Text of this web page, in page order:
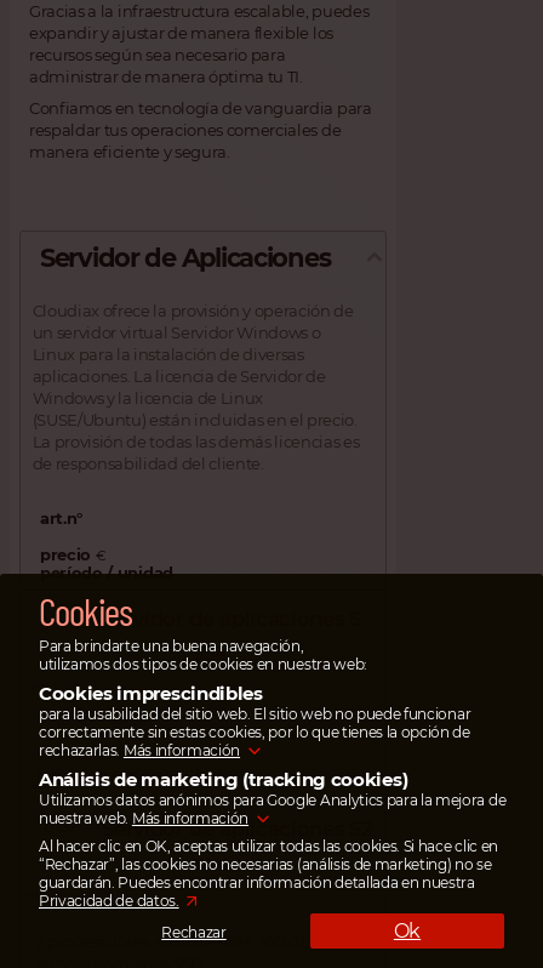
Gracias a la infraestructura escalable, puedes
expandir y ajustar de manera flexible los
recursos según sea necesario para
administrar de manera óptima tu TI.
Confiamos en tecnología de vanguardia para
respaldar tus operaciones comerciales de
manera eficiente y segura.
Servidor de Aplicaciones
Cloudiax ofrece la provisión y operación de
un servidor virtual Servidor Windows o
Linux para la instalación de diversas
aplicaciones. La licencia de Servidor de
Windows y la licencia de Linux
(SUSE/Ubuntu) están incluidas en el precio.
La provisión de todas las demás licencias es
de responsabilidad del cliente.
art.n°
precio €
período / unidad
0130 Servidor de aplicaciones S
90 €
por mes
2 procesadores, 2 Gb de RAM, 80 Gb de
almacenamiento SSD,
tarjeta de red de 10 Gbit/s
0137 Servidor de aplicaciones S2
129 €
por mes
2 procesadores, 4 Gb de RAM, 100 Gb de
Cookies
Para brindarte una buena navegación,
utilizamos dos tipos de cookies en nuestra web:
Cookies imprescindibles
para la usabilidad del sitio web. El sitio web no puede funcionar
correctamente sin estas cookies, por lo que tienes la opción de
rechazarlas. Más información
Análisis de marketing (tracking cookies)
Utilizamos datos anónimos para Google Analytics para la mejora de
nuestra web. Más información
Al hacer clic en OK, aceptas utilizar todas las cookies. Si hace clic en
“Rechazar”, las cookies no necesarias (análisis de marketing) no se
guardarán. Puedes encontrar información detallada en nuestra
Privacidad de datos.
Rechazar
Ok